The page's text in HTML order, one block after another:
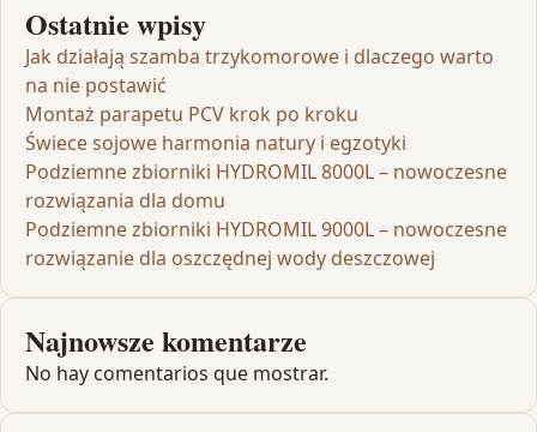
Ostatnie wpisy
Jak działają szamba trzykomorowe i dlaczego warto
na nie postawić
Montaż parapetu PCV krok po kroku
Świece sojowe harmonia natury i egzotyki
Podziemne zbiorniki HYDROMIL 8000L – nowoczesne
rozwiązania dla domu
Podziemne zbiorniki HYDROMIL 9000L – nowoczesne
rozwiązanie dla oszczędnej wody deszczowej
Najnowsze komentarze
No hay comentarios que mostrar.